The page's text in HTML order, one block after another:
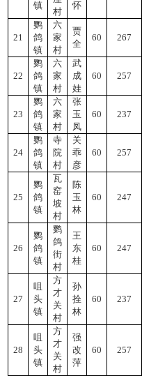
镇
村
怀
21
鹦
鸽
镇
六
家
村
贾
全
60 267
22
鹦
鸽
镇
六
家
村
武
成
娃
60 257
23
鹦
鸽
镇
六
家
村
张
玉
凤
60 237
24
鹦
鸽
镇
寺
院
村
关
乖
彦
60 257
25
鹦
鸽
镇
瓦
窑
坡
村
陈
玉
林
60 247
26
鹦
鸽
镇
鹦
鸽
街
村
王
东
桂
60 247
27
咀
头
镇
方
才
关
村
孙
拴
林
60 237
28
咀
头
镇
方
才
关
村
强
改
萍
60 257